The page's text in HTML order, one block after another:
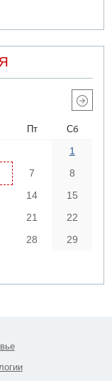
Пт Сб
1
7
8
14
15
21
22
28
29